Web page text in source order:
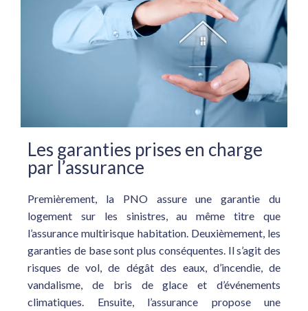
Les garanties prises en charge
par l’assurance
Premièrement, la PNO assure une garantie du
logement sur les sinistres, au même titre que
l’assurance multirisque habitation. Deuxièmement, les
garanties de base sont plus conséquentes. Il s’agit des
risques de vol, de dégât des eaux, d’incendie, de
vandalisme, de bris de glace et d’événements
climatiques. Ensuite, l’assurance propose une